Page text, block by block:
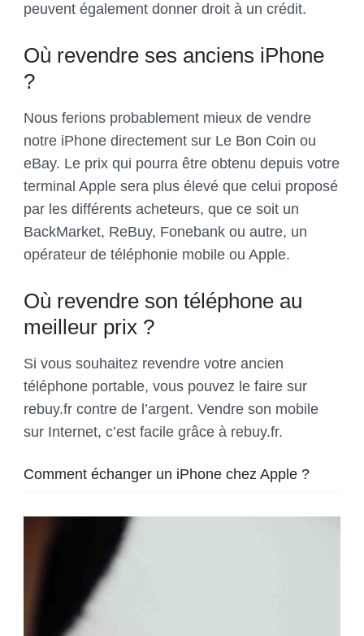
peuvent également donner droit à un crédit.
Où revendre ses anciens iPhone
?
Nous ferions probablement mieux de vendre
notre iPhone directement sur Le Bon Coin ou
eBay. Le prix qui pourra être obtenu depuis votre
terminal Apple sera plus élevé que celui proposé
par les différents acheteurs, que ce soit un
BackMarket, ReBuy, Fonebank ou autre, un
opérateur de téléphonie mobile ou Apple.
Où revendre son téléphone au
meilleur prix ?
Si vous souhaitez revendre votre ancien
téléphone portable, vous pouvez le faire sur
rebuy.fr contre de l’argent. Vendre son mobile
sur Internet, c’est facile grâce à rebuy.fr.
Comment échanger un iPhone chez Apple ?